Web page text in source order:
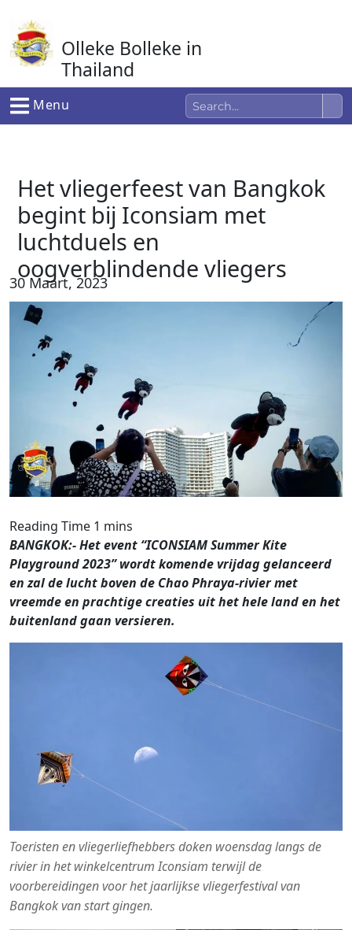
naar
de
inhoud
Olleke Bolleke in
Thailand
In Thailand
Menu
Het vliegerfeest van Bangkok
begint bij Iconsiam met
luchtduels en
oogverblindende vliegers
30 Maart, 2023
BANGKOK:- Het event “ICONSIAM Summer Kite
Playground 2023” wordt komende vrijdag gelanceerd
en zal de lucht boven de Chao Phraya-rivier met
vreemde en prachtige creaties uit het hele land en het
buitenland gaan versieren.
Toeristen en vliegerliefhebbers doken woensdag langs de
rivier in het winkelcentrum Iconsiam terwijl de
voorbereidingen voor het jaarlijkse vliegerfestival van
Bangkok van start gingen.